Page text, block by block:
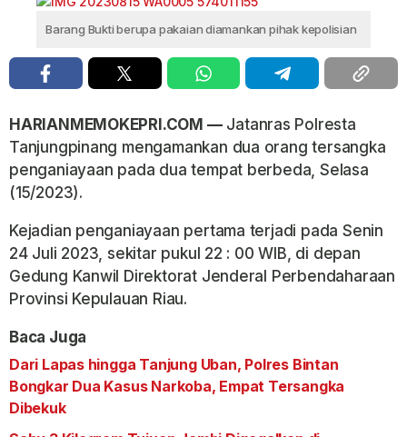
Barang Bukti berupa pakaian diamankan pihak kepolisian
HARIANMEMOKEPRI.COM —Jatanras Polresta
Tanjungpinang mengamankan dua orang tersangka
penganiayaan pada dua tempat berbeda, Selasa
(15/2023).
Kejadian penganiayaan pertama terjadi pada Senin
24 Juli 2023, sekitar pukul 22 : 00 WIB, di depan
Gedung Kanwil Direktorat Jenderal Perbendaharaan
Provinsi Kepulauan Riau.
Baca Juga
Dari Lapas hingga Tanjung Uban, Polres Bintan
Bongkar Dua Kasus Narkoba, Empat Tersangka
Dibekuk